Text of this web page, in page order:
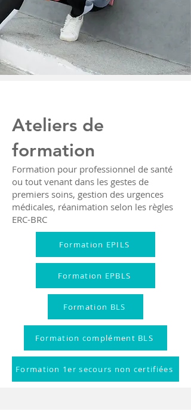
Ateliers de
formation
Formation pour professionnel de santé
ou tout venant dans les gestes de
premiers soins, gestion des urgences
médicales, réanimation selon les règles
ERC-BRC
Formation EPILS
Formation EPBLS
Formation BLS
Formation complément BLS
Formation 1er secours non certifiées